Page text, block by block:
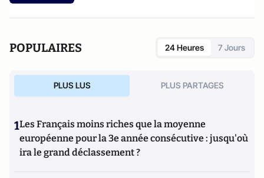
POPULAIRES 24 Heures 7 Jours
PLUS LUS PLUS PARTAGES
1Les Français moins riches que la moyenne
européenne pour la 3e année consécutive : jusqu'où
ira le grand déclassement ?